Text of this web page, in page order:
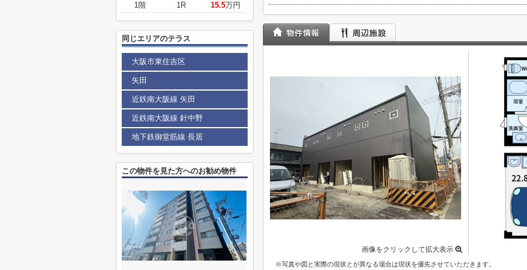
画像をクリックして拡大表示
※写真や図と実際の現状とが異なる場合は現状を優先させていただきます。
1階
1R 15.5万円
同じエリアのテラス
大阪市東住吉区
矢田
近鉄南大阪線 矢田
近鉄南大阪線 針中野
地下鉄御堂筋線 長居
この物件を見た方へのお勧め物件